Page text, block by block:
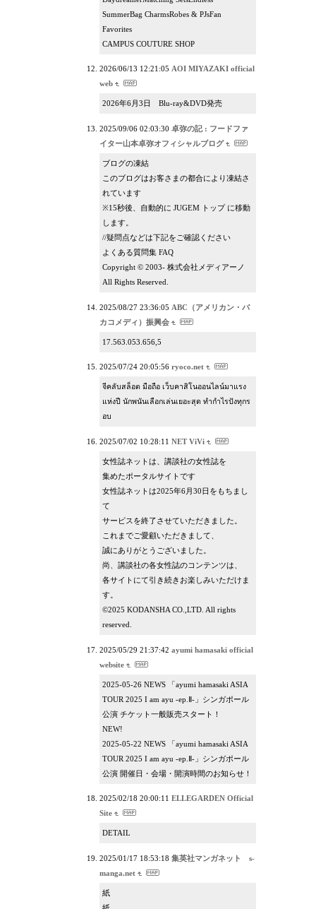
SummerBag CharmsRobes & PJsFan
Favorites
CAMPUS COUTURE SHOP
2026/06/13 12:21:05 AOI MIYAZAKI official
web
2026年6月3日 Blu-ray&DVD発売
2025/09/06 02:03:30 卓弥の記 : フードファ
イター山本卓弥オフィシャルブログ
ブログの凍結
このブログはお客さまの都合により凍結さ
れています
※15秒後、自動的に JUGEM トップ に移動
します。
//疑問点などは下記をご確認ください
よくある質問集 FAQ
Copyright © 2003- 株式会社メディアーノ
All Rights Reserved.
2025/08/27 23:36:05 ABC（アメリカン・バ
カコメディ）振興会
17.563.053.656,5
2025/07/24 20:05:56 ryoco.net
จีคลับสล็อต มือถือ เว็บคาสิโนออนไลน์มาแรง
แห่งปี นักพนันเลือกเล่นเยอะสุด ทำกำไรปังทุกร
อบ
2025/07/02 10:28:11 NET ViVi
女性誌ネットは、講談社の女性誌を
集めたポータルサイトです
女性誌ネットは2025年6月30日をもちまし
て
サービスを終了させていただきました。
これまでご愛顧いただきまして、
誠にありがとうございました。
尚、講談社の各女性誌のコンテンツは、
各サイトにて引き続きお楽しみいただけま
す。
©2025 KODANSHA CO.,LTD. All rights
reserved.
2025/05/29 21:37:42 ayumi hamasaki official
website
2025-05-26 NEWS 「ayumi hamasaki ASIA
TOUR 2025 I am ayu -ep.Ⅱ-」シンガポール
公演 チケット一般販売スタート！
NEW!
2025-05-22 NEWS 「ayumi hamasaki ASIA
TOUR 2025 I am ayu -ep.Ⅱ-」シンガポール
公演 開催日・会場・開演時間のお知らせ！
2025/02/18 20:00:11 ELLEGARDEN Official
Site
DETAIL
2025/01/17 18:53:18 集英社マンガネット s-
manga.net
紙